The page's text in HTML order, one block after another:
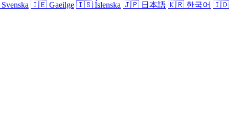
Svenska 🇮🇪 Gaeilge 🇮🇸 Íslenska 🇯🇵 日本語 🇰🇷 한국어 🇮🇩